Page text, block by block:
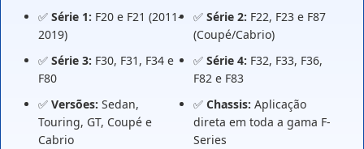
✅ Série 1: F20 e F21 (2011-
2019)
✅ Série 2: F22, F23 e F87
(Coupé/Cabrio)
✅ Série 3: F30, F31, F34 e
F80
✅ Série 4: F32, F33, F36,
F82 e F83
✅ Versões: Sedan,
Touring, GT, Coupé e
Cabrio
✅ Chassis: Aplicação
direta em toda a gama F-
Series